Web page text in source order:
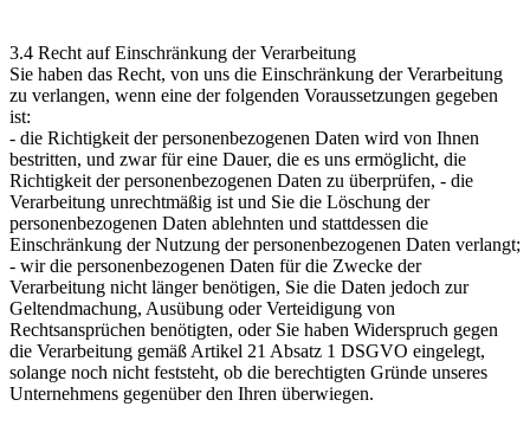
3.4 Recht auf Einschränkung der Verarbeitung
Sie haben das Recht, von uns die Einschränkung der Verarbeitung
zu verlangen, wenn eine der folgenden Voraussetzungen gegeben
ist:
- die Richtigkeit der personenbezogenen Daten wird von Ihnen
bestritten, und zwar für eine Dauer, die es uns ermöglicht, die
Richtigkeit der personenbezogenen Daten zu überprüfen, - die
Verarbeitung unrechtmäßig ist und Sie die Löschung der
personenbezogenen Daten ablehnten und stattdessen die
Einschränkung der Nutzung der personenbezogenen Daten verlangt;
- wir die personenbezogenen Daten für die Zwecke der
Verarbeitung nicht länger benötigen, Sie die Daten jedoch zur
Geltendmachung, Ausübung oder Verteidigung von
Rechtsansprüchen benötigten, oder Sie haben Widerspruch gegen
die Verarbeitung gemäß Artikel 21 Absatz 1 DSGVO eingelegt,
solange noch nicht feststeht, ob die berechtigten Gründe unseres
Unternehmens gegenüber den Ihren überwiegen.